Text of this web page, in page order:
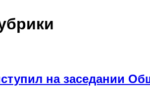
на заседании